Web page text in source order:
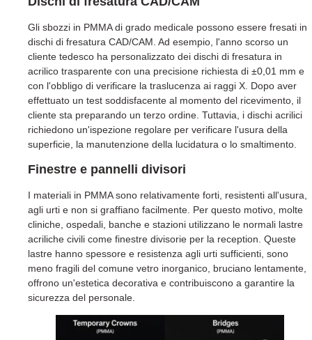
Gli sbozzi in PMMA di grado medicale possono essere fresati in
dischi di fresatura CAD/CAM. Ad esempio, l'anno scorso un
cliente tedesco ha personalizzato dei dischi di fresatura in
acrilico trasparente con una precisione richiesta di ±0,01 mm e
con l'obbligo di verificare la traslucenza ai raggi X. Dopo aver
effettuato un test soddisfacente al momento del ricevimento, il
cliente sta preparando un terzo ordine. Tuttavia, i dischi acrilici
richiedono un'ispezione regolare per verificare l'usura della
superficie, la manutenzione della lucidatura o lo smaltimento.
Finestre e pannelli divisori
I materiali in PMMA sono relativamente forti, resistenti all'usura,
agli urti e non si graffiano facilmente. Per questo motivo, molte
cliniche, ospedali, banche e stazioni utilizzano le normali lastre
acriliche civili come finestre divisorie per la reception. Queste
lastre hanno spessore e resistenza agli urti sufficienti, sono
meno fragili del comune vetro inorganico, bruciano lentamente,
offrono un'estetica decorativa e contribuiscono a garantire la
sicurezza del personale.